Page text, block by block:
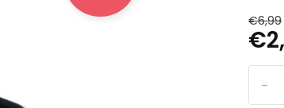
€6,99
-